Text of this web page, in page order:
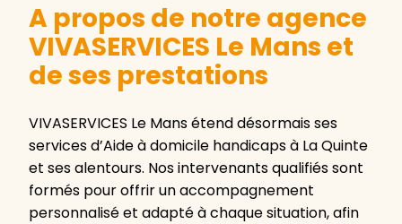
A propos de notre agence
VIVASERVICES Le Mans et
de ses prestations
VIVASERVICES Le Mans étend désormais ses
services d’Aide à domicile handicaps à La Quinte
et ses alentours. Nos intervenants qualifiés sont
formés pour offrir un accompagnement
personnalisé et adapté à chaque situation, afin